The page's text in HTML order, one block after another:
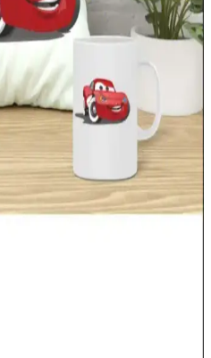
Nevresim Takımı ile
odalarına canlılık ve şıklık
atmosferini güçlendirirken,
sağlar.
Eğlenceli ve
güvenli ve estetik oyun
canlılık ve fonksiyonellik